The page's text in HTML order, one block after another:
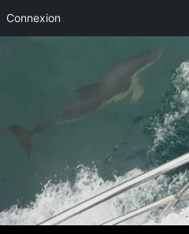
Connexion